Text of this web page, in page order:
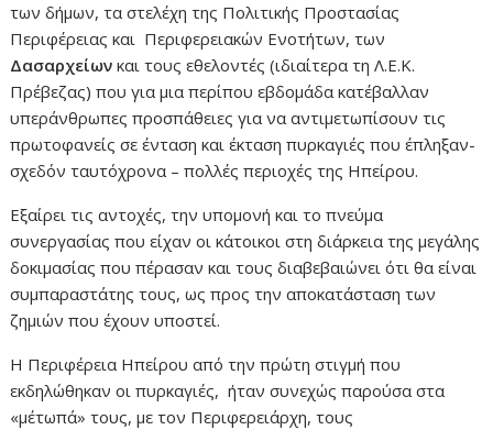
των δήμων, τα στελέχη της Πολιτικής Προστασίας
Περιφέρειας και Περιφερειακών Ενοτήτων, των
Δασαρχείων και τους εθελοντές (ιδιαίτερα τη Λ.Ε.Κ.
Πρέβεζας) που για μια περίπου εβδομάδα κατέβαλλαν
υπεράνθρωπες προσπάθειες για να αντιμετωπίσουν τις
πρωτοφανείς σε ένταση και έκταση πυρκαγιές που έπληξαν-
σχεδόν ταυτόχρονα – πολλές περιοχές της Ηπείρου.
Εξαίρει τις αντοχές, την υπομονή και το πνεύμα
συνεργασίας που είχαν οι κάτοικοι στη διάρκεια της μεγάλης
δοκιμασίας που πέρασαν και τους διαβεβαιώνει ότι θα είναι
συμπαραστάτης τους, ως προς την αποκατάσταση των
ζημιών που έχουν υποστεί.
Η Περιφέρεια Ηπείρου από την πρώτη στιγμή που
εκδηλώθηκαν οι πυρκαγιές, ήταν συνεχώς παρούσα στα
«μέτωπά» τους, με τον Περιφερειάρχη, τους